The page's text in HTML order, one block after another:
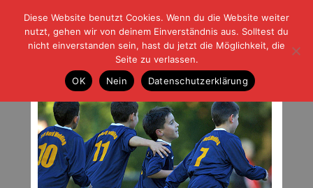
| | |BLOG-GFußball und der Rest
HOME|REGELN|IMPRESSUM |DATENSCHUTZ
Notizen aus der Provinz
Mittwoch, 21.03.18 | 05:16 Uhr
Diese Website benutzt Cookies. Wenn du die Website weiter
nutzt, gehen wir von deinem Einverständnis aus. Solltest du
nicht einverstanden sein, hast du jetzt die Möglichkeit, die
Seite zu verlassen.
OK
Nein Datenschutzerklärung